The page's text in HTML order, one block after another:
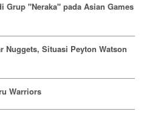
Grup "Neraka" pada Asian Games
Nuggets, Situasi Peyton Watson
Warriors